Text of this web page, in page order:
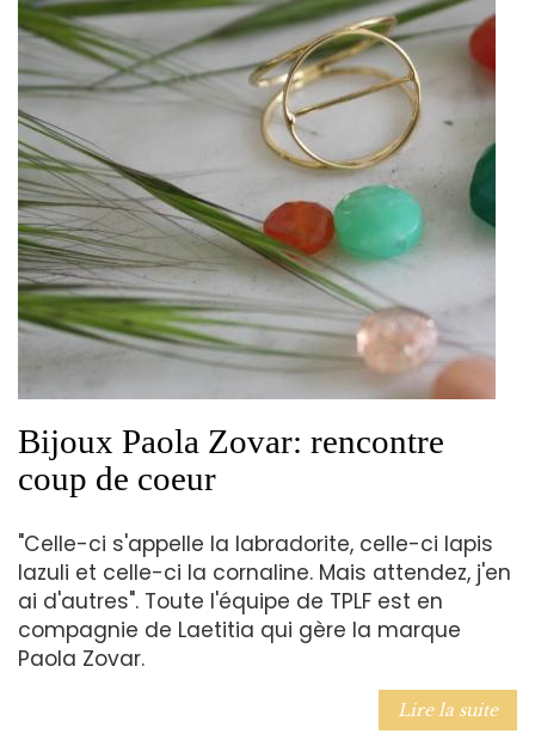
Bijoux Paola Zovar: rencontre
coup de coeur
"Celle-ci s'appelle la labradorite, celle-ci lapis
lazuli et celle-ci la cornaline. Mais attendez, j'en
ai d'autres". Toute l'équipe de TPLF est en
compagnie de Laetitia qui gère la marque
Paola Zovar.
Lire la suite